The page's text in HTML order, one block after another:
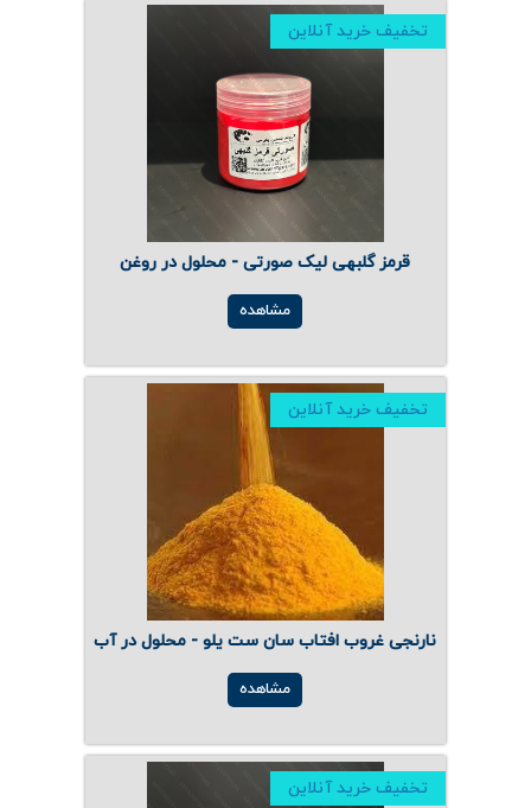
تخفیف خرید آنلاین
قرمز گلبهی لیک صورتی - محلول در روغن
مشاهده
تخفیف خرید آنلاین
نارنجی غروب افتاب سان ست یلو - محلول در آب
مشاهده
تخفیف خرید آنلاین